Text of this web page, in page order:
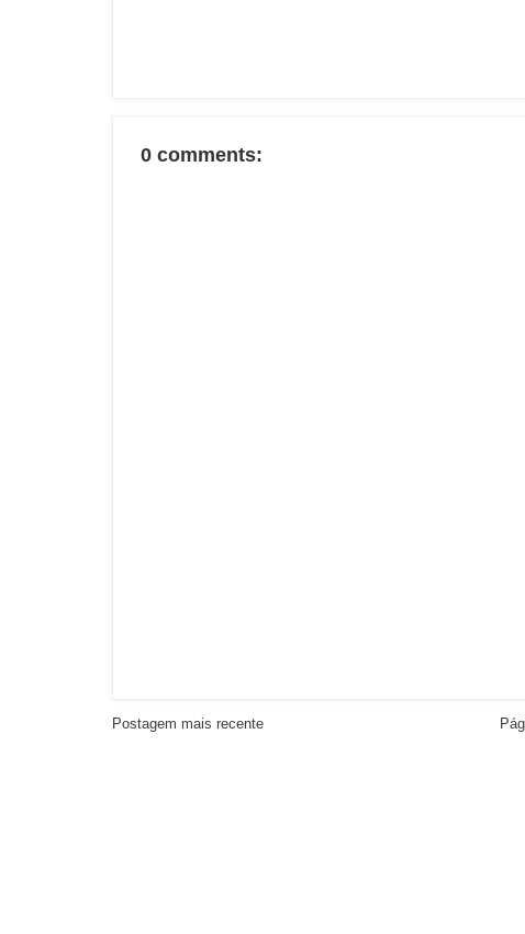
0 comments:
Postagem mais recente